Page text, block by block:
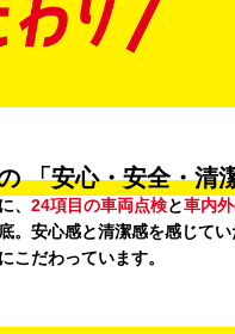
・安全・清潔」
車両点検と車内外の清
清潔感を感じていただ
います。